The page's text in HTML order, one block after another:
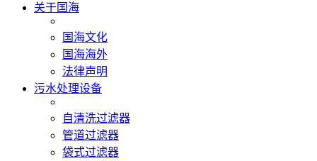
关于国海
国海文化
国海海外
法律声明
污水处理设备
自清洗过滤器
管道过滤器
袋式过滤器